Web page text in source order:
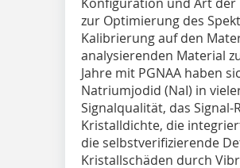
zur Optimierung des
Kalibrierung auf den
analysierenden Material
Jahre mit PGNAA haben
Natriumjodid (NaI) in
Signalqualität, das
Kristalldichte, die
die selbstverifizierende
Kristallschäden durch